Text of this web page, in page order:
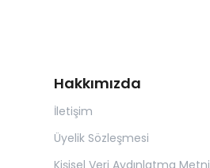
Hakkımızda
İletişim
Üyelik Sözleşmesi